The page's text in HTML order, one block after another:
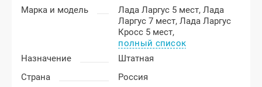
Марка и модель
Лада Ларгус 5 мест,Лада
Ларгус 7 мест,Лада Ларгус
Кросс 5 мест,
полный список
Назначение
Штатная
Страна
Россия